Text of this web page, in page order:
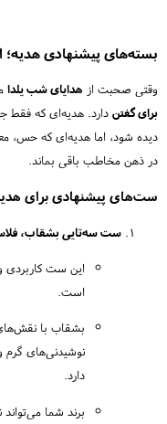
بسته‌های پیشنهادی هدیه؛
وقتی صحبت از هدایای شب یلدا
برای گفتندارد. هدیه‌ای که فقط
دیده شود، اما هدیه‌ای که حس،
در ذهن مخاطب باقی بماند.
ست‌های پیشنهادی برای
ست سه‌تایی بشقاب،
این ست کاربردی
است.
بشقاب با
نوشیدنی‌های
دارد.
برند شما